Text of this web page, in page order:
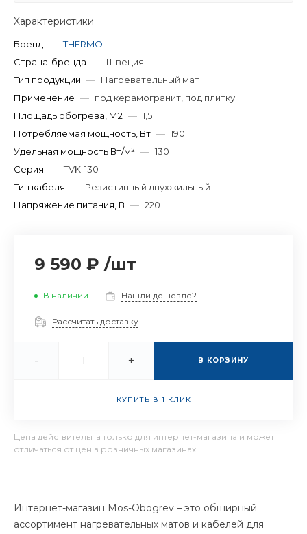
Характеристики
Бренд — THERMO
Страна-бренда — Швеция
Тип продукции — Нагревательный мат
Применение — под керамогранит, под плитку
Площадь обогрева, М2 — 1,5
Потребляемая мощность, Вт — 190
Удельная мощность Вт/м² — 130
Серия — TVK-130
Тип кабеля — Резистивный двухжильный
Напряжение питания, В — 220
9 590 ₽ /шт
В наличии Нашли дешевле?
Рассчитать доставку
- + В КОРЗИНУ
КУПИТЬ В 1 КЛИК
Цена действительна только для интернет-магазина и может
отличаться от цен в розничных магазинах
Интернет-магазин Mos-Obogrev – это обширный
ассортимент нагревательных матов и кабелей для